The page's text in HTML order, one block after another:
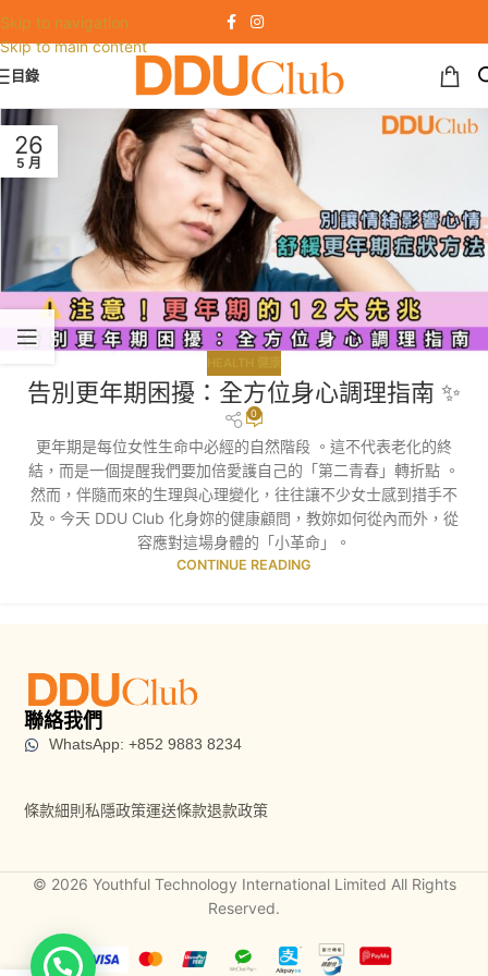
Skip to navigation
Skip to main content
目錄
26
5 月
告別更年期困擾：全方位身心調理指南 ✨
0
更年期是每位女性生命中必經的自然階段 。這不代表老化的終
結，而是一個提醒我們要加倍愛護自己的「第二青春」轉折點 。
然而，伴隨而來的生理與心理變化，往往讓不少女士感到措手不
及。今天 DDU Club 化身妳的健康顧問，教妳如何從內而外，從
容應對這場身體的「小革命」。
CONTINUE READING
聯絡我們
WhatsApp: +852 9883 8234
條款細則私隱政策運送條款退款政策
© 2026 Youthful Technology International Limited All Rights
Reserved.